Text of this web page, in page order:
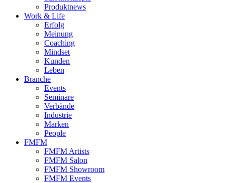
Produktnews
Work & Life
Erfolg
Meinung
Coaching
Mindset
Kunden
Leben
Branche
Events
Seminare
Verbände
Industrie
Marken
People
FMFM
FMFM Artists
FMFM Salon
FMFM Showroom
FMFM Events